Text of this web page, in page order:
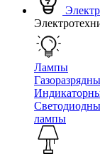
Лампы
лампы